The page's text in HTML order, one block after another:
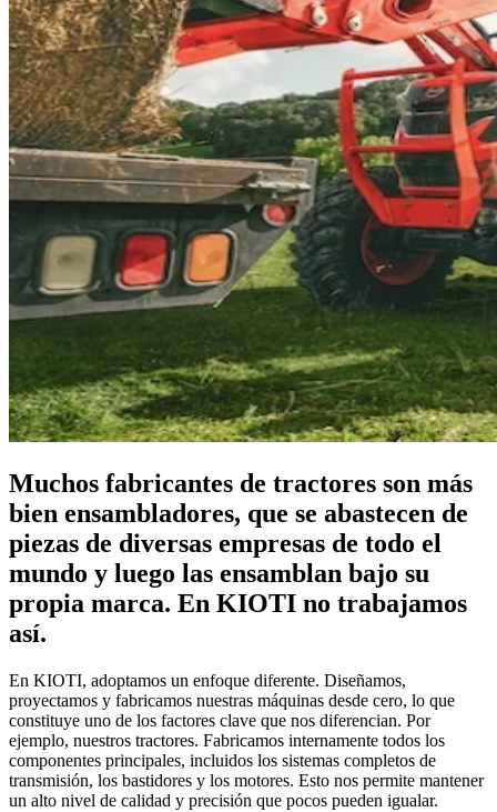
Muchos fabricantes de tractores son más
bien ensambladores, que se abastecen de
piezas de diversas empresas de todo el
mundo y luego las ensamblan bajo su
propia marca. En KIOTI no trabajamos
así.
En KIOTI, adoptamos un enfoque diferente. Diseñamos,
proyectamos y fabricamos nuestras máquinas desde cero, lo que
constituye uno de los factores clave que nos diferencian. Por
ejemplo, nuestros tractores. Fabricamos internamente todos los
componentes principales, incluidos los sistemas completos de
transmisión, los bastidores y los motores. Esto nos permite mantener
un alto nivel de calidad y precisión que pocos pueden igualar.